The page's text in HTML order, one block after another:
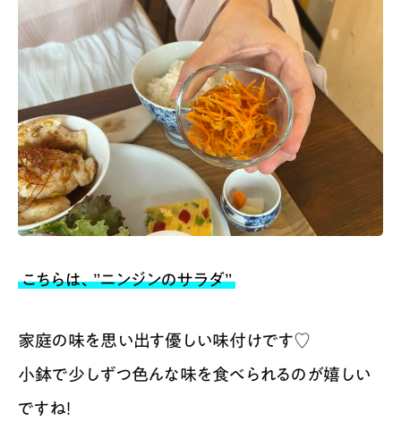
こちらは、”ニンジンのサラダ”
家庭の味を思い出す優しい味付けです♡
小鉢で少しずつ色んな味を食べられるのが嬉しい
ですね！